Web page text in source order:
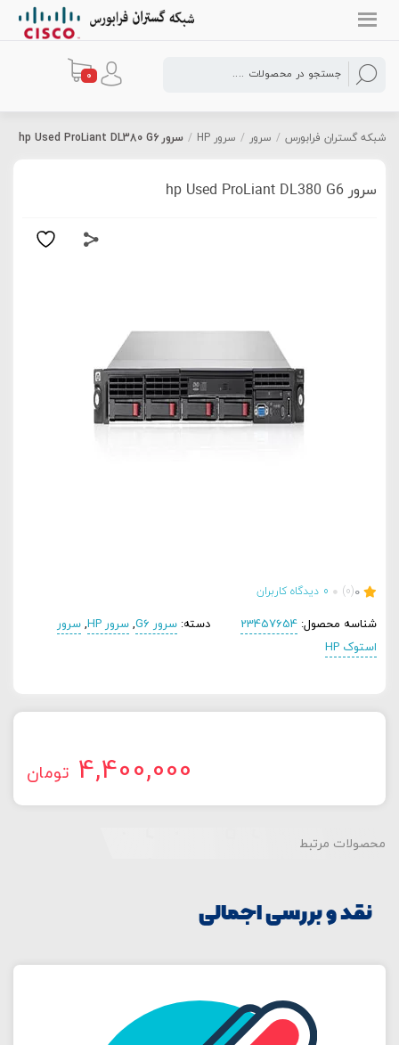
0
شبکه گستران فرابورس / سرور / سرور HP / سرور hp Used ProLiant DL380 G6
سرور hp Used ProLiant DL380 G6
0
(0)
0 دیدگاه کاربران
شناسه محصول: 23457654 دسته: سرور G6 ,سرور HP ,سرور
استوک HP
4,400,000 تومان
محصولات مرتبط
نقد و بررسی اجمالی